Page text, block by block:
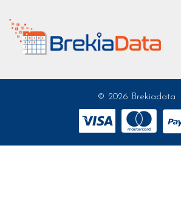
© 2026 Brekiadata